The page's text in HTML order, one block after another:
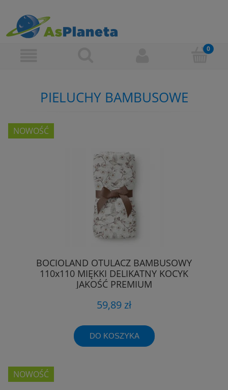
PIELUCHY BAMBUSOWE
BOCIOLAND OTULACZ BAMBUSOWY
110x110 MIĘKKI DELIKATNY KOCYK
JAKOŚĆ PREMIUM
59,89 zł
DO KOSZYKA
NOWOŚĆ
NOWOŚĆ